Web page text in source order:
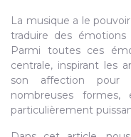
La musique a le
traduire des
Parmi toutes ces
centrale, inspirant les
son affection
nombreuses
particulièrement